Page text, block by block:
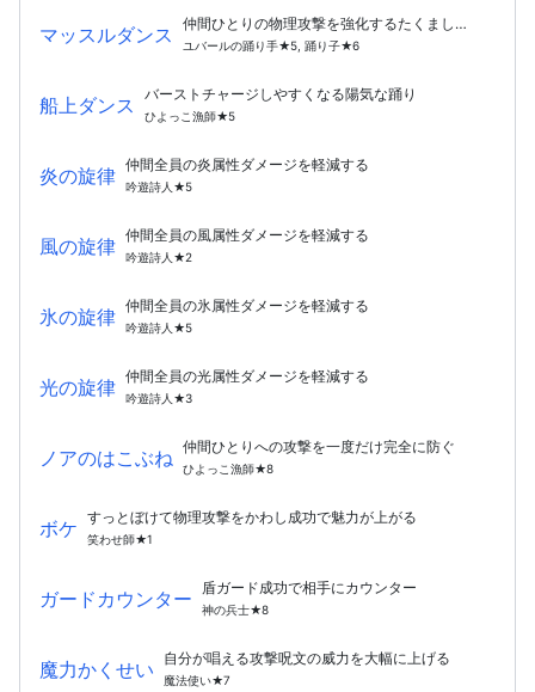
マッスルダンス 仲間ひとりの物理攻撃を強化するたくましい踊り
ユバールの踊り手★5, 踊り子★6
船上ダンス バーストチャージしやすくなる陽気な踊り
ひよっこ漁師★5
炎の旋律 仲間全員の炎属性ダメージを軽減する
吟遊詩人★5
風の旋律 仲間全員の風属性ダメージを軽減する
吟遊詩人★2
氷の旋律 仲間全員の氷属性ダメージを軽減する
吟遊詩人★5
光の旋律 仲間全員の光属性ダメージを軽減する
吟遊詩人★3
ノアのはこぶね 仲間ひとりへの攻撃を一度だけ完全に防ぐ
ひよっこ漁師★8
ボケ すっとぼけて物理攻撃をかわし成功で魅力が上がる
笑わせ師★1
ガードカウンター 盾ガード成功で相手にカウンター
神の兵士★8
魔力かくせい 自分が唱える攻撃呪文の威力を大幅に上げる
魔法使い★7